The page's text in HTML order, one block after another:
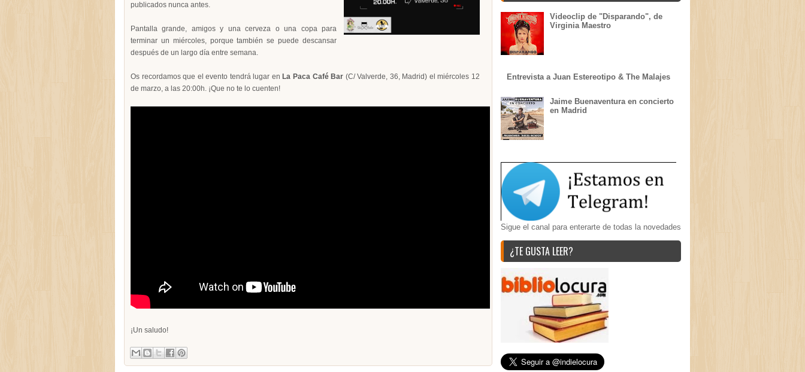
publicados nunca antes.
Pantalla grande, amigos y una cerveza o una copa para
terminar un miércoles, porque también se puede descansar
después de un largo día entre semana.
Os recordamos que el evento tendrá lugar en La Paca Café Bar (C/ Valverde, 36, Madrid) el miércoles 12
de marzo, a las 20:00h. ¡Que no te lo cuenten!
¡Un saludo!
Videoclip de "Disparando", de
Virginia Maestro
Entrevista a Juan Estereotipo & The Malajes
Jaime Buenaventura en concierto
en Madrid
Sigue el canal para enterarte de todas la novedades
¿TE GUSTA LEER?